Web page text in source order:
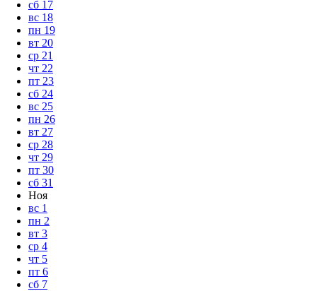
сб 17
вс 18
пн 19
вт 20
ср 21
чт 22
пт 23
сб 24
вс 25
пн 26
вт 27
ср 28
чт 29
пт 30
сб 31
Ноя
вс 1
пн 2
вт 3
ср 4
чт 5
пт 6
сб 7